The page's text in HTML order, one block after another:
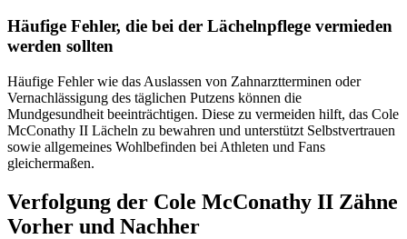
Häufige Fehler, die bei der Lächelnpflege vermieden
werden sollten
Häufige Fehler wie das Auslassen von Zahnarztterminen oder
Vernachlässigung des täglichen Putzens können die
Mundgesundheit beeinträchtigen. Diese zu vermeiden hilft, das Cole
McConathy II Lächeln zu bewahren und unterstützt Selbstvertrauen
sowie allgemeines Wohlbefinden bei Athleten und Fans
gleichermaßen.
Verfolgung der Cole McConathy II Zähne
Vorher und Nachher